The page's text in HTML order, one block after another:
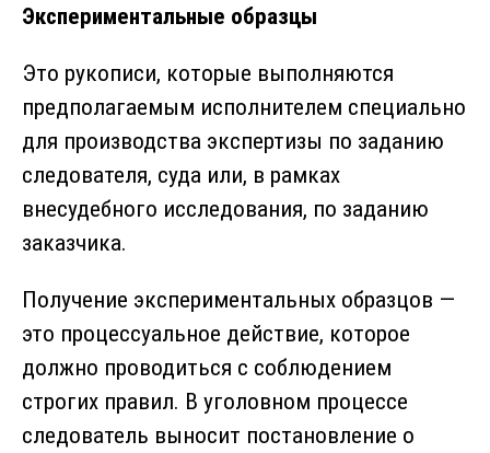
Экспериментальные образцы
Это рукописи, которые выполняются
предполагаемым исполнителем специально
для производства экспертизы по заданию
следователя, суда или, в рамках
внесудебного исследования, по заданию
заказчика.
Получение экспериментальных образцов —
это процессуальное действие, которое
должно проводиться с соблюдением
строгих правил. В уголовном процессе
следователь выносит постановление о